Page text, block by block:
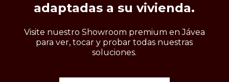
adaptadas a su vivienda.
Visite nuestro Showroom premium en Jávea
para ver, tocar y probar todas nuestras
soluciones.